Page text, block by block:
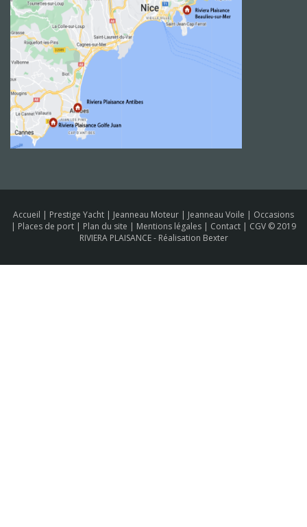
Accueil | Prestige Yacht | Jeanneau Moteur | Jeanneau Voile | Occasions
| Places de port | Plan du site | Mentions légales | Contact | CGV © 2019
RIVIERA PLAISANCE - Réalisation Bexter